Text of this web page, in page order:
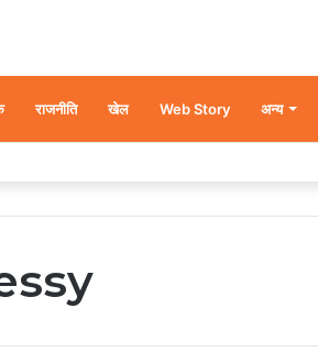
राजनीति खेल Web Story अन्य
नन्हें शावकों को पीठ पर बैठाकर घूमती दिखी मादा भालू